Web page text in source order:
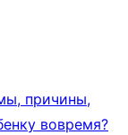
причины,
вовремя?